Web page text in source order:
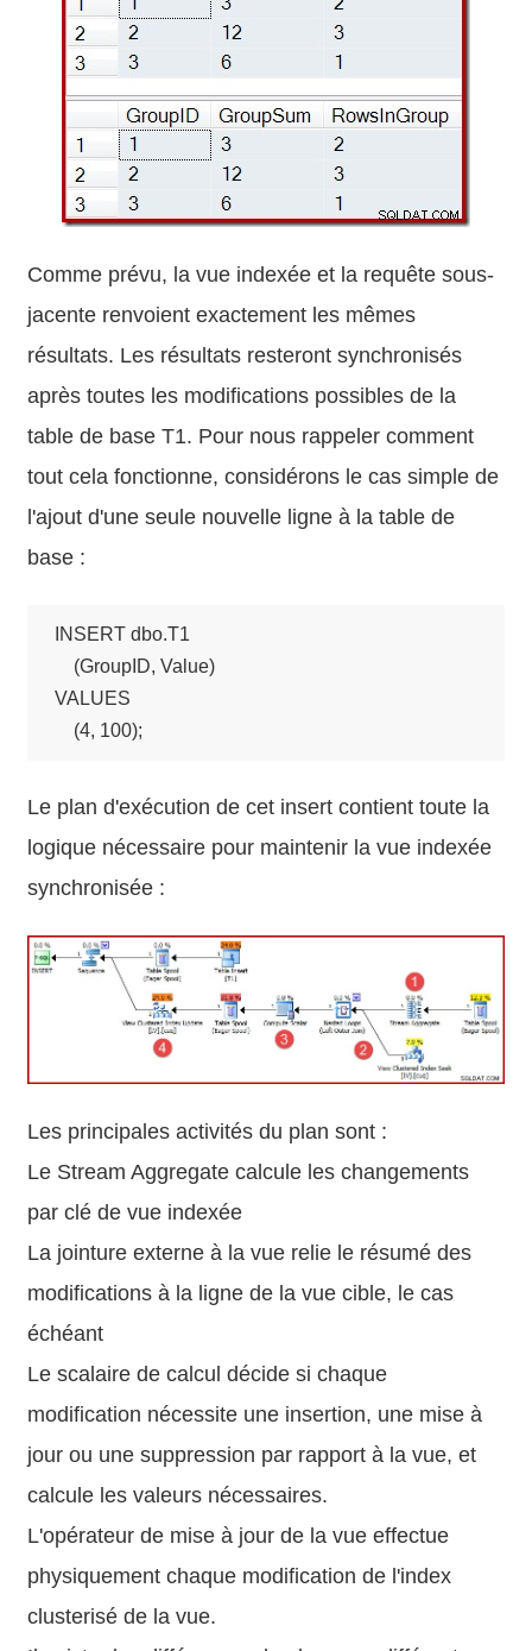
Comme prévu, la vue indexée et la requête sous-
jacente renvoient exactement les mêmes
résultats. Les résultats resteront synchronisés
après toutes les modifications possibles de la
table de base T1. Pour nous rappeler comment
tout cela fonctionne, considérons le cas simple de
l'ajout d'une seule nouvelle ligne à la table de
base :
INSERT dbo.T1
    (GroupID, Value)
VALUES
    (4, 100);
Le plan d'exécution de cet insert contient toute la
logique nécessaire pour maintenir la vue indexée
synchronisée :
Les principales activités du plan sont :
Le Stream Aggregate calcule les changements
par clé de vue indexée
La jointure externe à la vue relie le résumé des
modifications à la ligne de la vue cible, le cas
échéant
Le scalaire de calcul décide si chaque
modification nécessite une insertion, une mise à
jour ou une suppression par rapport à la vue, et
calcule les valeurs nécessaires.
L'opérateur de mise à jour de la vue effectue
physiquement chaque modification de l'index
clusterisé de la vue.